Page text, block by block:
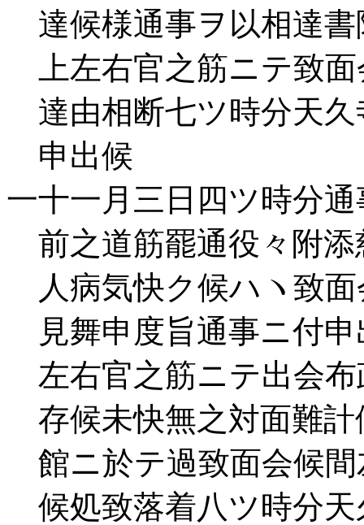
達候様通事ヲ以相達書
上左右官之筋ニテ致面
達由相断七ツ時分天久
申出候
一十一月三日四ツ時分
前之道筋罷通役々附添
人病気快ク候ハヽ致面
見舞申度旨通事ニ付申
左右官之筋ニテ出会布
存候未快無之対面難計
館ニ於テ過致面会候間
候処致落着八ツ時分天